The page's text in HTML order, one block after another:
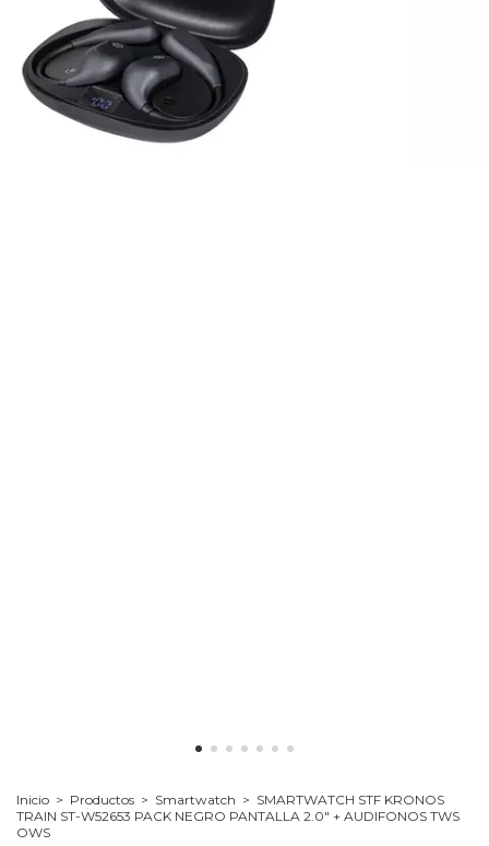
Inicio > Productos > Smartwatch > SMARTWATCH STF KRONOS
TRAIN ST-W52653 PACK NEGRO PANTALLA 2.0" + AUDIFONOS TWS
OWS